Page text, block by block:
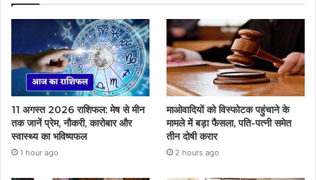
11 अगस्त 2026 राशिफल: मेष से मीन
तक जानें प्रेम, नौकरी, कारोबार और
स्वास्थ्य का भविष्यफल
1 hour ago
माओवादियों को विस्फोटक पहुंचाने के
मामले में बड़ा फैसला, पति-पत्नी समेत
तीन दोषी करार
2 hours ago